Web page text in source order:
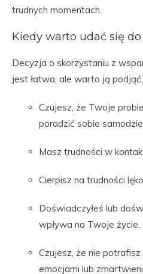
trudnych momentach.
Kiedy warto udać się
Decyzja o skorzystaniu z
jest łatwa, ale warto ją
Czujesz, że Twoje
poradzić sobie
Masz trudności w
Cierpisz na trudności
Doświadczyłeś lub
wpływa na Twoje życie.
Czujesz, że nie
emocjami lub